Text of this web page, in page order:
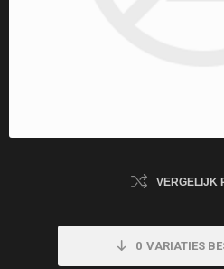
VERGELIJK
0 VARIATIES